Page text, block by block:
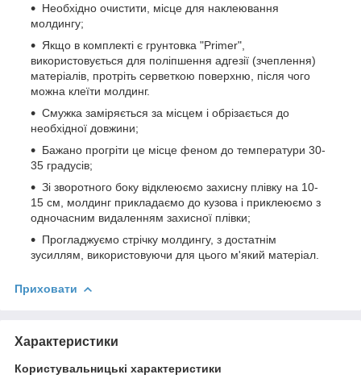
Необхідно очистити, місце для наклеювання
молдингу;
Якщо в комплекті є грунтовка "Primer",
використовується для поліпшення адгезії (зчеплення)
матеріалів, протріть серветкою поверхню, після чого
можна клеїти молдинг.
Смужка заміряється за місцем і обрізається до
необхідної довжини;
Бажано прогріти це місце феном до температури 30-
35 градусів;
Зі зворотного боку відклеюємо захисну плівку на 10-
15 см, молдинг прикладаємо до кузова і приклеюємо з
одночасним видаленням захисної плівки;
Прогладжуємо стрічку молдингу, з достатнім
зусиллям, використовуючи для цього м'який матеріал.
Приховати
Характеристики
Користувальницькі характеристики